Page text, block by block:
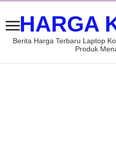
HARGA
Berita Harga Terbaru Laptop
Produk